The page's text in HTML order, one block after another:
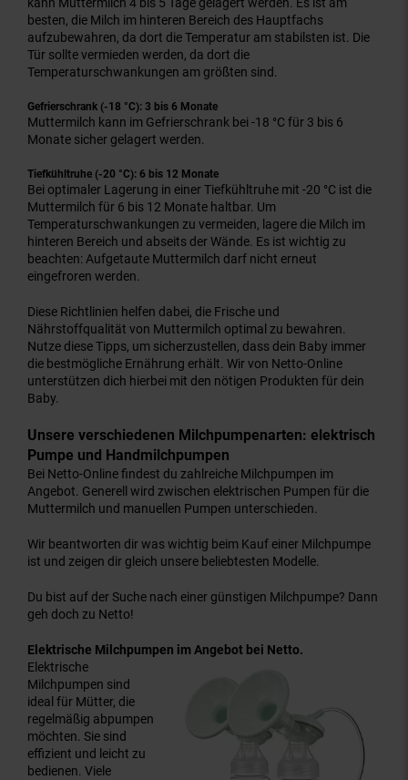
besten, die Milch im hinteren Bereich des Hauptfachs
aufzubewahren, da dort die Temperatur am stabilsten ist. Die
Tür sollte vermieden werden, da dort die
Temperaturschwankungen am größten sind.
Gefrierschrank (-18 °C): 3 bis 6 Monate
Muttermilch kann im Gefrierschrank bei -18 °C für 3 bis 6
Monate sicher gelagert werden.
Tiefkühltruhe (-20 °C): 6 bis 12 Monate
Bei optimaler Lagerung in einer Tiefkühltruhe mit -20 °C ist die
Muttermilch für 6 bis 12 Monate haltbar. Um
Temperaturschwankungen zu vermeiden, lagere die Milch im
hinteren Bereich und abseits der Wände. Es ist wichtig zu
beachten: Aufgetaute Muttermilch darf nicht erneut
eingefroren werden.
Diese Richtlinien helfen dabei, die Frische und
Nährstoffqualität von Muttermilch optimal zu bewahren.
Nutze diese Tipps, um sicherzustellen, dass dein Baby immer
die bestmögliche Ernährung erhält. Wir von Netto-Online
unterstützen dich hierbei mit den nötigen Produkten für dein
Baby.
Unsere verschiedenen Milchpumpenarten: elektrisch
Pumpe und Handmilchpumpen
Bei Netto-Online findest du zahlreiche Milchpumpen im
Angebot. Generell wird zwischen elektrischen Pumpen für die
Muttermilch und manuellen Pumpen unterschieden.
Wir beantworten dir was wichtig beim Kauf einer Milchpumpe
ist und zeigen dir gleich unsere beliebtesten Modelle.
Du bist auf der Suche nach einer günstigen Milchpumpe? Dann
geh doch zu Netto!
Elektrische Milchpumpen im Angebot bei Netto.
Elektrische
Milchpumpen sind
ideal für Mütter, die
regelmäßig abpumpen
möchten. Sie sind
effizient und leicht zu
bedienen. Viele